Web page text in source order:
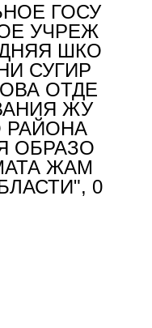
ГОСУ
УЧРЕЖ
ШКО
СУГИР
ОТДЕ
ЖУ
РАЙОНА
ОБРАЗО
ЖАМ
0